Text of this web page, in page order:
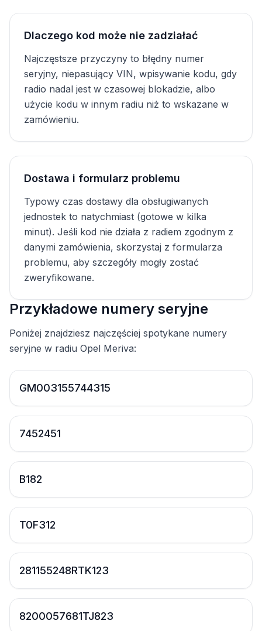
Dlaczego kod może nie zadziałać
Najczęstsze przyczyny to błędny numer
seryjny, niepasujący VIN, wpisywanie kodu, gdy
radio nadal jest w czasowej blokadzie, albo
użycie kodu w innym radiu niż to wskazane w
zamówieniu.
Dostawa i formularz problemu
Typowy czas dostawy dla obsługiwanych
jednostek to natychmiast (gotowe w kilka
minut). Jeśli kod nie działa z radiem zgodnym z
danymi zamówienia, skorzystaj z formularza
problemu, aby szczegóły mogły zostać
zweryfikowane.
Przykładowe numery seryjne
Poniżej znajdziesz najczęściej spotykane numery
seryjne w radiu Opel Meriva:
GM003155744315
7452451
B182
T0F312
281155248RTK123
8200057681TJ823